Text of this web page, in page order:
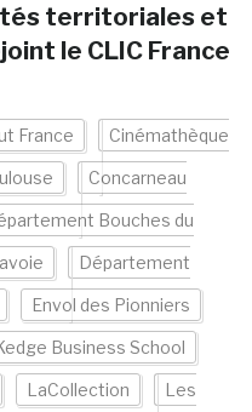
territoriales et
le CLIC France
France Cinémathèque
Concarneau
Bouches du
Département
Envol des Pionniers
Business School
LaCollection Les